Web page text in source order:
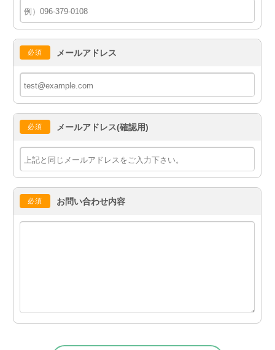
必須 メールアドレス
必須 メールアドレス(確認用)
必須 お問い合わせ内容